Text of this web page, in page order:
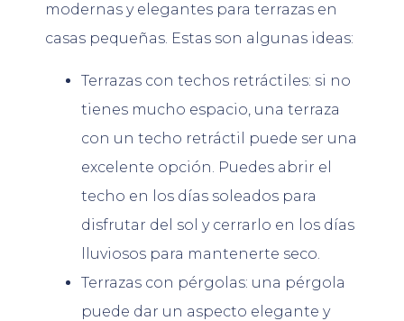
modernas y elegantes para terrazas en
casas pequeñas. Estas son algunas ideas:
Terrazas con techos retráctiles: si no
tienes mucho espacio, una terraza
con un techo retráctil puede ser una
excelente opción. Puedes abrir el
techo en los días soleados para
disfrutar del sol y cerrarlo en los días
lluviosos para mantenerte seco.
Terrazas con pérgolas: una pérgola
puede dar un aspecto elegante y